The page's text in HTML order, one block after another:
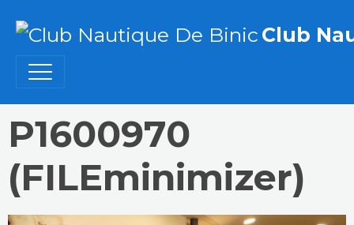
Club
P1600970
(FILEminimizer)